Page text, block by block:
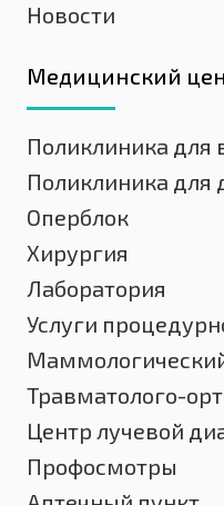
Новости
Медицинский
Поликлиника для
Поликлиника для
Оперблок
Хирургия
Лаборатория
Услуги
Травматолого-
Центр лучевой
Профосмотры